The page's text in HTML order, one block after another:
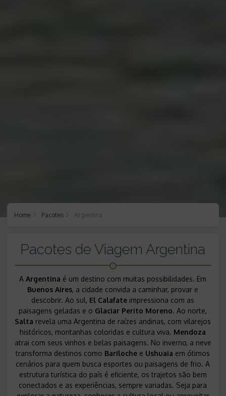
Home Pacotes Argentina
Pacotes de Viagem Argentina
AArgentina é um destino com muitas possibilidades. Em
Buenos Aires, a cidade convida a caminhar, provar e
descobrir. Ao sul, El Calafate impressiona com as
paisagens geladas e o Glaciar Perito Moreno. Ao norte,
Salta revela uma Argentina de raízes andinas, com vilarejos
históricos, montanhas coloridas e cultura viva. Mendoza
atrai com seus vinhos e belas paisagens. No inverno, a neve
transforma destinos como Bariloche e Ushuaia em ótimos
cenários para quem busca esportes ou paisagens de frio. A
estrutura turística do país é eficiente, os trajetos são bem
conectados e as experiências, sempre variadas. Seja para